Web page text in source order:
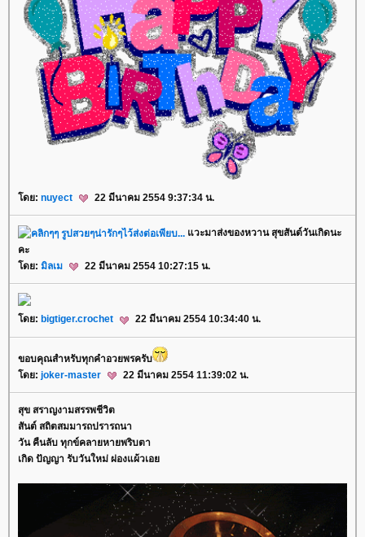
ดย: nuyect 22 มีนาคม 2554 9:37:34 น.
วะมาส่งของหวาน สุขสันต์วันเกิดนะ
คะ
ดย: มิลเม 22 มีนาคม 2554 10:27:15 น.
ดย: bigtiger.crochet 22 มีนาคม 2554 10:34:40 น.
ขอบคุณสำหรับทุกคำอวยพรครับ
ดย: joker-master 22 มีนาคม 2554 11:39:02 น.
สุข สราญงามสรรพชีวิต
สันต์ สถิตสมมารถปรารถนา
วัน คืนลับ ทุกข์คลายหายพริบตา
เกิด ปัญญา รับวันใหม่ ผ่องแผ้วเอ